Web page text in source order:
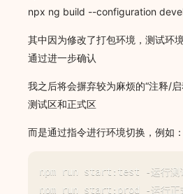
npx ng build --configuration
其中因为修改了打包环境，测试环
通过进一步确认
我之后将会摒弃较为麻烦的“注释/
测试区和正式区
而是通过指令进行环境切换，例如：
npm run start:test -运行测
npm run start:prod -运行正